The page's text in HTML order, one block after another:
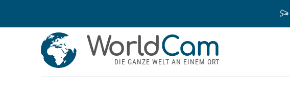
WorldCam
DIE GANZE WELT AN EINEM ORT